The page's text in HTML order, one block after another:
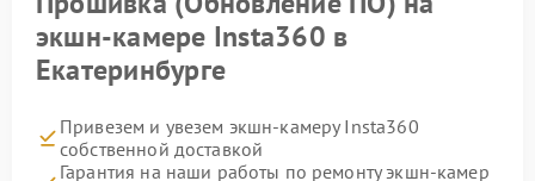
экшн-камере Insta360 в
Екатеринбурге
Привезем и увезем экшн-камеру Insta360
собственной доставкой
Гарантия на наши работы по ремонту экшн-камер